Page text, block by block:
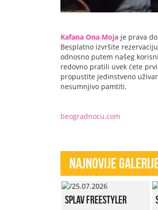
Kafana Ona Moja je prava
Besplatno izvršite
odnosno putem našeg
redovno pratili uvek ćete
propustite jedinstveno
nesumnjivo pamtiti.
beogradnocu.com
Najnovije
Splav Freestyler